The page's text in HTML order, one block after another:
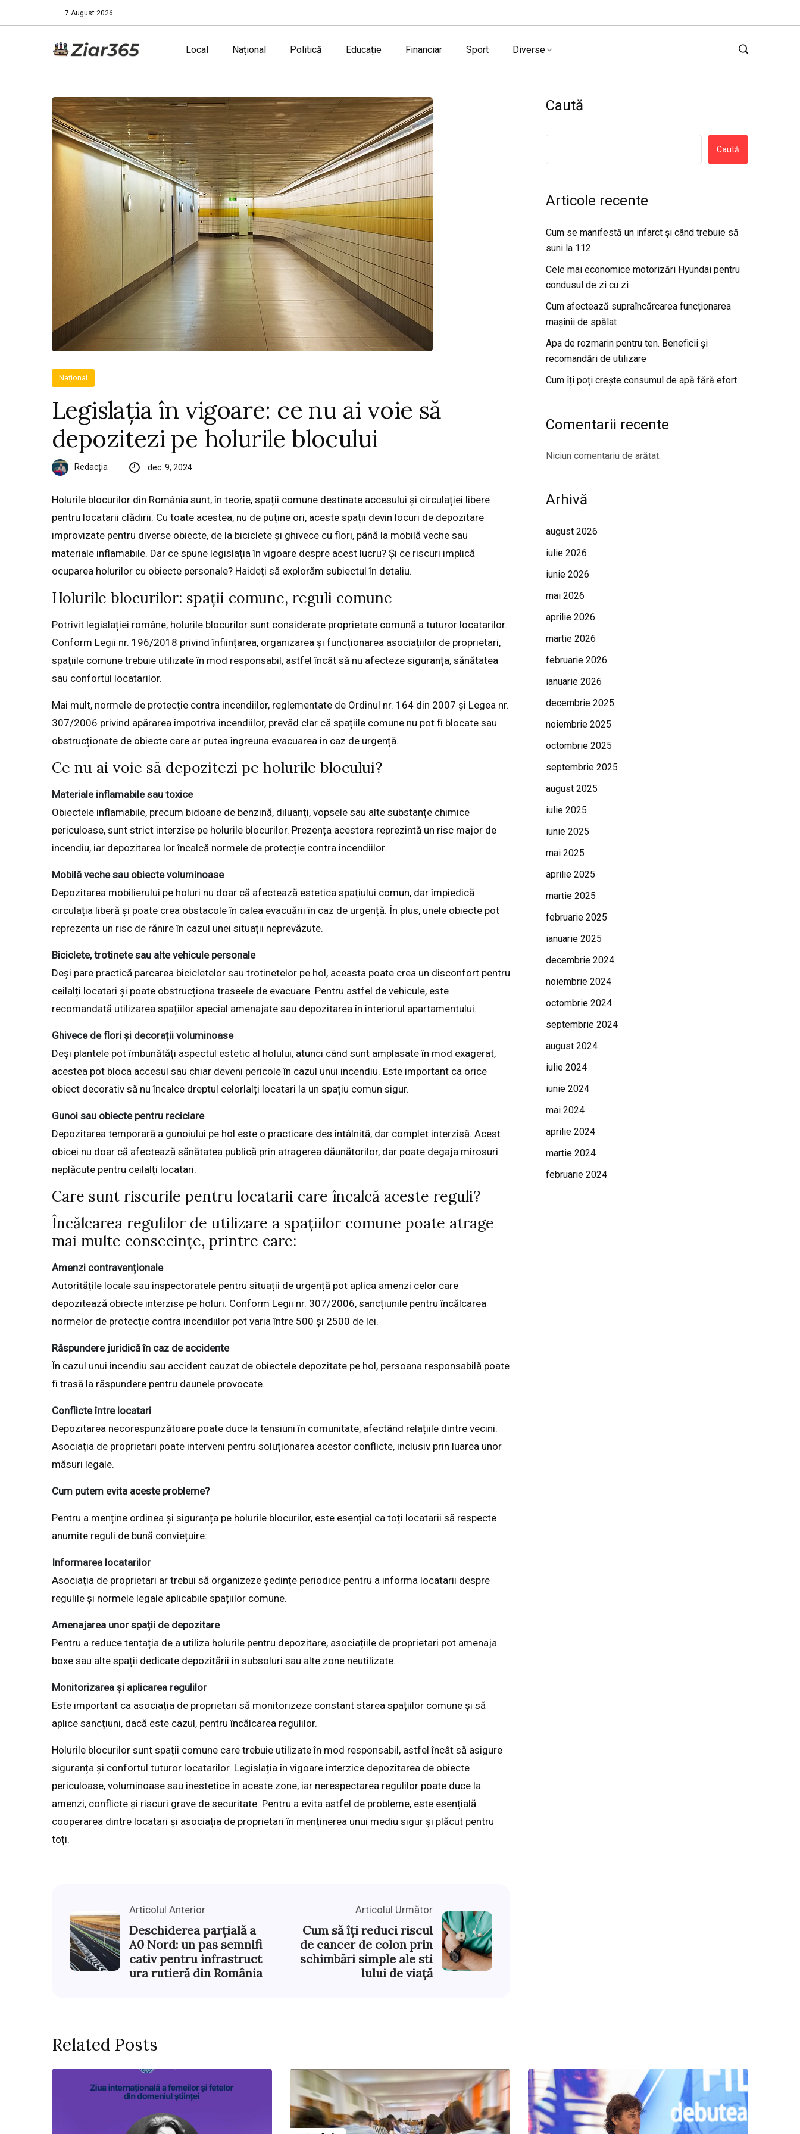
7 August 2026
Local Național Politică Educație Financiar Sport Diverse
Național
Legislația în vigoare: ce nu ai voie să
depozitezi pe holurile blocului
Redacția dec. 9, 2024
Holurile blocurilor din România sunt, în teorie, spații comune destinate accesului și circulației libere
pentru locatarii clădirii. Cu toate acestea, nu de puține ori, aceste spații devin locuri de depozitare
improvizate pentru diverse obiecte, de la biciclete și ghivece cu flori, până la mobilă veche sau
materiale inflamabile. Dar ce spune legislația în vigoare despre acest lucru? Și ce riscuri implică
ocuparea holurilor cu obiecte personale? Haideți să explorăm subiectul în detaliu.
Holurile blocurilor: spații comune, reguli comune
Potrivit legislației române, holurile blocurilor sunt considerate proprietate comună a tuturor locatarilor.
Conform Legii nr. 196/2018 privind înființarea, organizarea și funcționarea asociațiilor de proprietari,
spațiile comune trebuie utilizate în mod responsabil, astfel încât să nu afecteze siguranța, sănătatea
sau confortul locatarilor.
Mai mult, normele de protecție contra incendiilor, reglementate de Ordinul nr. 164 din 2007 și Legea nr.
307/2006 privind apărarea împotriva incendiilor, prevăd clar că spațiile comune nu pot fi blocate sau
obstrucționate de obiecte care ar putea îngreuna evacuarea în caz de urgență.
Ce nu ai voie să depozitezi pe holurile blocului?
Materiale inflamabile sau toxice
Obiectele inflamabile, precum bidoane de benzină, diluanți, vopsele sau alte substanțe chimice
periculoase, sunt strict interzise pe holurile blocurilor. Prezența acestora reprezintă un risc major de
incendiu, iar depozitarea lor încalcă normele de protecție contra incendiilor.
Mobilă veche sau obiecte voluminoase
Depozitarea mobilierului pe holuri nu doar că afectează estetica spațiului comun, dar împiedică
circulația liberă și poate crea obstacole în calea evacuării în caz de urgență. În plus, unele obiecte pot
reprezenta un risc de rănire în cazul unei situații neprevăzute.
Biciclete, trotinete sau alte vehicule personale
Deși pare practică parcarea bicicletelor sau trotinetelor pe hol, aceasta poate crea un disconfort pentru
ceilalți locatari și poate obstrucționa traseele de evacuare. Pentru astfel de vehicule, este
recomandată utilizarea spațiilor special amenajate sau depozitarea în interiorul apartamentului.
Ghivece de flori și decorații voluminoase
Deși plantele pot îmbunătăți aspectul estetic al holului, atunci când sunt amplasate în mod exagerat,
acestea pot bloca accesul sau chiar deveni pericole în cazul unui incendiu. Este important ca orice
obiect decorativ să nu încalce dreptul celorlalți locatari la un spațiu comun sigur.
Gunoi sau obiecte pentru reciclare
Depozitarea temporară a gunoiului pe hol este o practicare des întâlnită, dar complet interzisă. Acest
obicei nu doar că afectează sănătatea publică prin atragerea dăunătorilor, dar poate degaja mirosuri
neplăcute pentru ceilalți locatari.
Care sunt riscurile pentru locatarii care încalcă aceste reguli?
Încălcarea regulilor de utilizare a spațiilor comune poate atrage
mai multe consecințe, printre care:
Amenzi contravenționale
Autoritățile locale sau inspectoratele pentru situații de urgență pot aplica amenzi celor care
depozitează obiecte interzise pe holuri. Conform Legii nr. 307/2006, sancțiunile pentru încălcarea
normelor de protecție contra incendiilor pot varia între 500 și 2500 de lei.
Răspundere juridică în caz de accidente
În cazul unui incendiu sau accident cauzat de obiectele depozitate pe hol, persoana responsabilă poate
fi trasă la răspundere pentru daunele provocate.
Conflicte între locatari
Depozitarea necorespunzătoare poate duce la tensiuni în comunitate, afectând relațiile dintre vecini.
Asociația de proprietari poate interveni pentru soluționarea acestor conflicte, inclusiv prin luarea unor
măsuri legale.
Cum putem evita aceste probleme?
Pentru a menține ordinea și siguranța pe holurile blocurilor, este esențial ca toți locatarii să respecte
anumite reguli de bună conviețuire:
Informarea locatarilor
Asociația de proprietari ar trebui să organizeze ședințe periodice pentru a informa locatarii despre
regulile și normele legale aplicabile spațiilor comune.
Amenajarea unor spații de depozitare
Pentru a reduce tentația de a utiliza holurile pentru depozitare, asociațiile de proprietari pot amenaja
boxe sau alte spații dedicate depozitării în subsoluri sau alte zone neutilizate.
Monitorizarea și aplicarea regulilor
Este important ca asociația de proprietari să monitorizeze constant starea spațiilor comune și să
aplice sancțiuni, dacă este cazul, pentru încălcarea regulilor.
Holurile blocurilor sunt spații comune care trebuie utilizate în mod responsabil, astfel încât să asigure
siguranța și confortul tuturor locatarilor. Legislația în vigoare interzice depozitarea de obiecte
periculoase, voluminoase sau inestetice în aceste zone, iar nerespectarea regulilor poate duce la
amenzi, conflicte și riscuri grave de securitate. Pentru a evita astfel de probleme, este esențială
cooperarea dintre locatari și asociația de proprietari în menținerea unui mediu sigur și plăcut pentru
toți.
Articolul Anterior
Deschiderea parțială a
A0 Nord: un pas semnifi
cativ pentru infrastruct
ura rutieră din România
Articolul Următor
Cum să îți reduci riscul
de cancer de colon prin
schimbări simple ale sti
lului de viață
Caută
Caută
Articole recente
Cum se manifestă un infarct și când trebuie să
suni la 112
Cele mai economice motorizări Hyundai pentru
condusul de zi cu zi
Cum afectează supraîncărcarea funcționarea
mașinii de spălat
Apa de rozmarin pentru ten. Beneficii și
recomandări de utilizare
Cum îți poți crește consumul de apă fără efort
Comentarii recente
Niciun comentariu de arătat.
Arhivă
august 2026
iulie 2026
iunie 2026
mai 2026
aprilie 2026
martie 2026
februarie 2026
ianuarie 2026
decembrie 2025
noiembrie 2025
octombrie 2025
septembrie 2025
august 2025
iulie 2025
iunie 2025
mai 2025
aprilie 2025
martie 2025
februarie 2025
ianuarie 2025
decembrie 2024
noiembrie 2024
octombrie 2024
septembrie 2024
august 2024
iulie 2024
iunie 2024
mai 2024
aprilie 2024
martie 2024
februarie 2024
Related Posts